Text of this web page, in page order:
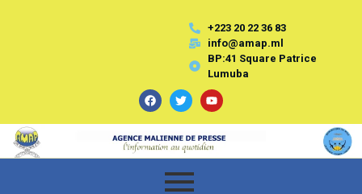
+223 20 22 36 83
info@amap.ml
BP:41 Square Patrice
Lumuba